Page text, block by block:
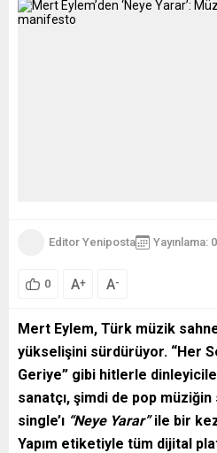
Editor Yeniposta Yayınlama:
0 A+ A-
Mert Eylem, Türk müzik
yükselişini sürdürüyor. “Her
Geriye” gibi hitlerle
sanatçı, şimdi de pop müziğin
single’ı “Neye Yarar”ile bir
Yapım etiketiyle tüm dijital